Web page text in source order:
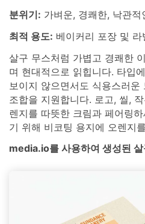
분위기: 가벼운, 경쾌한, 낙관적
최적 용도: 베이커리 포장 및 라
살구 무스처럼 가볍고 경쾌한
며 현대적으로 읽힙니다. 타입
보이지 않으면서도 식용스러
조합을 지원합니다. 로고, 씰,
렌지를 따뜻한 크림과 페어링
기 위해 비코팅 용지에 오렌지
media.io를 사용하여 생성된